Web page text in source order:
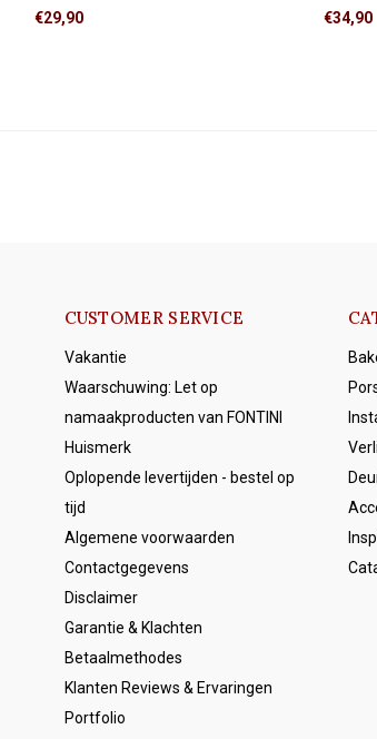
Bijbehorende rozetten bestel je hieronder
€29,90 €34,90
CUSTOMER SERVICE
Vakantie
Waarschuwing: Let op
namaakproducten van FONTINI
Huismerk
Oplopende levertijden - bestel op
tijd
Algemene voorwaarden
Contactgegevens
Disclaimer
Garantie & Klachten
Betaalmethodes
Klanten Reviews & Ervaringen
Portfolio